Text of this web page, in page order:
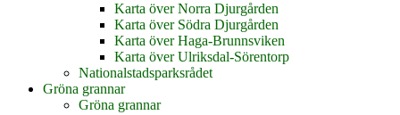
Karta över Norra Djurgården
Karta över Södra Djurgården
Karta över Haga-Brunnsviken
Karta över Ulriksdal-Sörentorp
Nationalstadsparksrådet
Gröna grannar
Gröna grannar